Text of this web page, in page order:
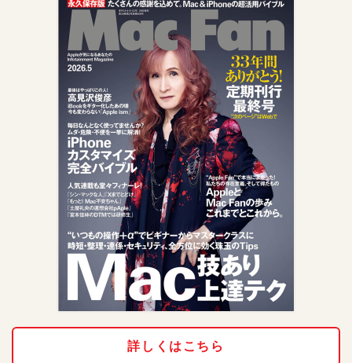
詳しくはこちら